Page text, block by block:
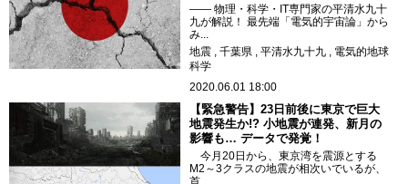
―― 物理・科学・IT専門家の平清水九十
九が解説！ 最先端「電気的宇宙論」から
み...
地震
千葉県 平清水九十九
電気的地球
科学
2020.06.01 18:00
【緊急警告】23日前後に東京で巨大
地震発生か!? 小地震が連発、新月の
影響も… データで発覚！
今月20日から、東京湾を震源とする
M2～3クラスの地震が相次いでいるが、